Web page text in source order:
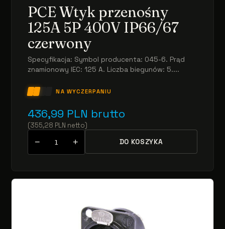
PCE Wtyk przenośny
125A 5P 400V IP66/67
czerwony
Specyfikacja: Symbol producenta: 045-6. Prąd
znamionowy IEC: 125 A. Liczba biegunów: 5....
NA WYCZERPANIU
436,99 PLN brutto
(355,28 PLN netto)
− + DO KOSZYKA